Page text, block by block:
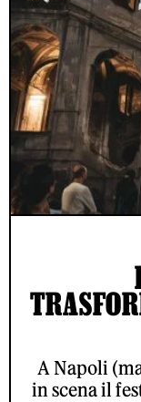
A Napoli
in scena il